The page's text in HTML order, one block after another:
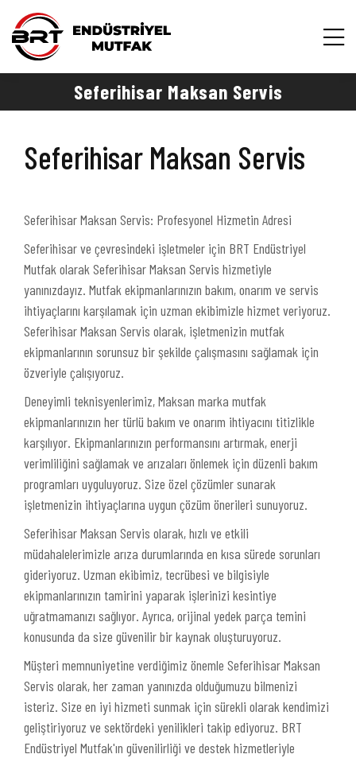
Seferihisar Maksan Servis
Seferihisar Maksan Servis
Seferihisar Maksan Servis: Profesyonel Hizmetin Adresi
Seferihisar ve çevresindeki işletmeler için BRT Endüstriyel
Mutfak olarak Seferihisar Maksan Servis hizmetiyle
yanınızdayız. Mutfak ekipmanlarınızın bakım, onarım ve servis
ihtiyaçlarını karşılamak için uzman ekibimizle hizmet veriyoruz.
Seferihisar Maksan Servis olarak, işletmenizin mutfak
ekipmanlarının sorunsuz bir şekilde çalışmasını sağlamak için
özveriyle çalışıyoruz.
Deneyimli teknisyenlerimiz, Maksan marka mutfak
ekipmanlarınızın her türlü bakım ve onarım ihtiyacını titizlikle
karşılıyor. Ekipmanlarınızın performansını artırmak, enerji
verimliliğini sağlamak ve arızaları önlemek için düzenli bakım
programları uyguluyoruz. Size özel çözümler sunarak
işletmenizin ihtiyaçlarına uygun çözüm önerileri sunuyoruz.
Seferihisar Maksan Servis olarak, hızlı ve etkili
müdahalelerimizle arıza durumlarında en kısa sürede sorunları
gideriyoruz. Uzman ekibimiz, tecrübesi ve bilgisiyle
ekipmanlarınızın tamirini yaparak işlerinizi kesintiye
uğratmamanızı sağlıyor. Ayrıca, orijinal yedek parça temini
konusunda da size güvenilir bir kaynak oluşturuyoruz.
Müşteri memnuniyetine verdiğimiz önemle Seferihisar Maksan
Servis olarak, her zaman yanınızda olduğumuzu bilmenizi
isteriz. Size en iyi hizmeti sunmak için sürekli olarak kendimizi
geliştiriyoruz ve sektördeki yenilikleri takip ediyoruz. BRT
Endüstriyel Mutfak'ın güvenilirliği ve destek hizmetleriyle